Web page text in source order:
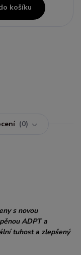
košíku
0
s novou
ADPT a
tuhost a zlepšený